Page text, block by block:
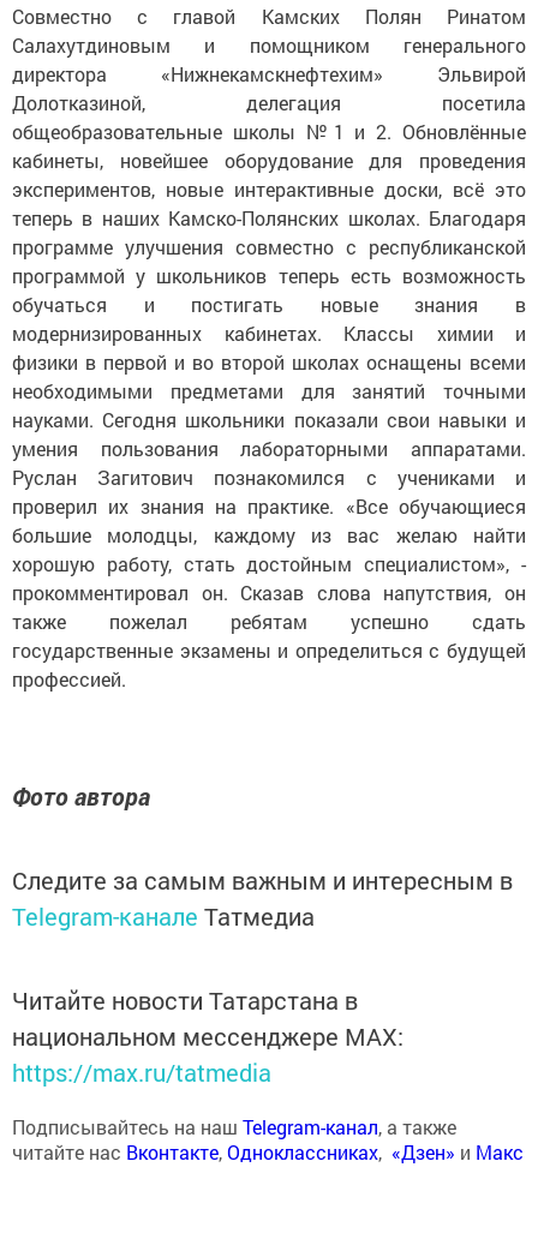
Совместно с главой Камских Полян Ринатом
Салахутдиновым и помощником генерального
директора «Нижнекамскнефтехим» Эльвирой
Долотказиной, делегация посетила
общеобразовательные школы №1 и 2. Обновлённые
кабинеты, новейшее оборудование для проведения
экспериментов, новые интерактивные доски, всё это
теперь в наших Камско-Полянских школах. Благодаря
программе улучшения совместно с республиканской
программой у школьников теперь есть возможность
обучаться и постигать новые знания в
модернизированных кабинетах. Классы химии и
физики в первой и во второй школах оснащены всеми
необходимыми предметами для занятий точными
науками. Сегодня школьники показали свои навыки и
умения пользования лабораторными аппаратами.
Руслан Загитович познакомился с учениками и
проверил их знания на практике. «Все обучающиеся
большие молодцы, каждому из вас желаю найти
хорошую работу, стать достойным специалистом», -
прокомментировал он. Сказав слова напутствия, он
также пожелал ребятам успешно сдать
государственные экзамены и определиться с будущей
профессией.
Фото автора
Следите за самым важным и интересным в
Telegram-канале Татмедиа
Читайте новости Татарстана в
национальном мессенджере MАХ:
https://max.ru/tatmedia
Подписывайтесь на наш Telegram-канал, а также
читайте нас Вконтакте,Одноклассниках, «Дзен» и Макс